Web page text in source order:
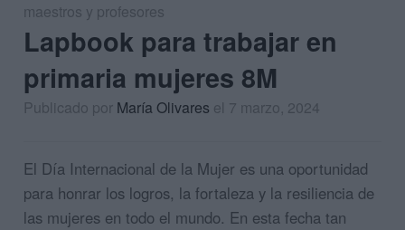
maestros y profesores
Lapbook para trabajar en
primaria mujeres 8M
Publicado por María Olivares el 7 marzo, 2024
El Día Internacional de la Mujer es una oportunidad
para honrar los logros, la fortaleza y la resiliencia de
las mujeres en todo el mundo. En esta fecha tan